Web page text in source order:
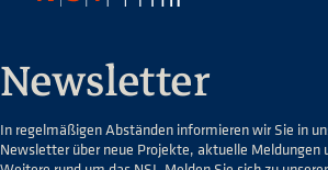
Newsletter
In regelmäßigen Abständen informieren wir Sie in
Newsletter über neue Projekte, aktuelle Meldungen